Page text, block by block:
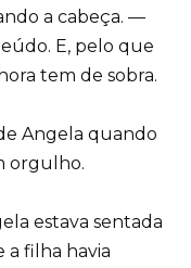
a cabeça. —
E, pelo que
tem de sobra.
Angela quando
orgulho.
estava sentada
a filha havia